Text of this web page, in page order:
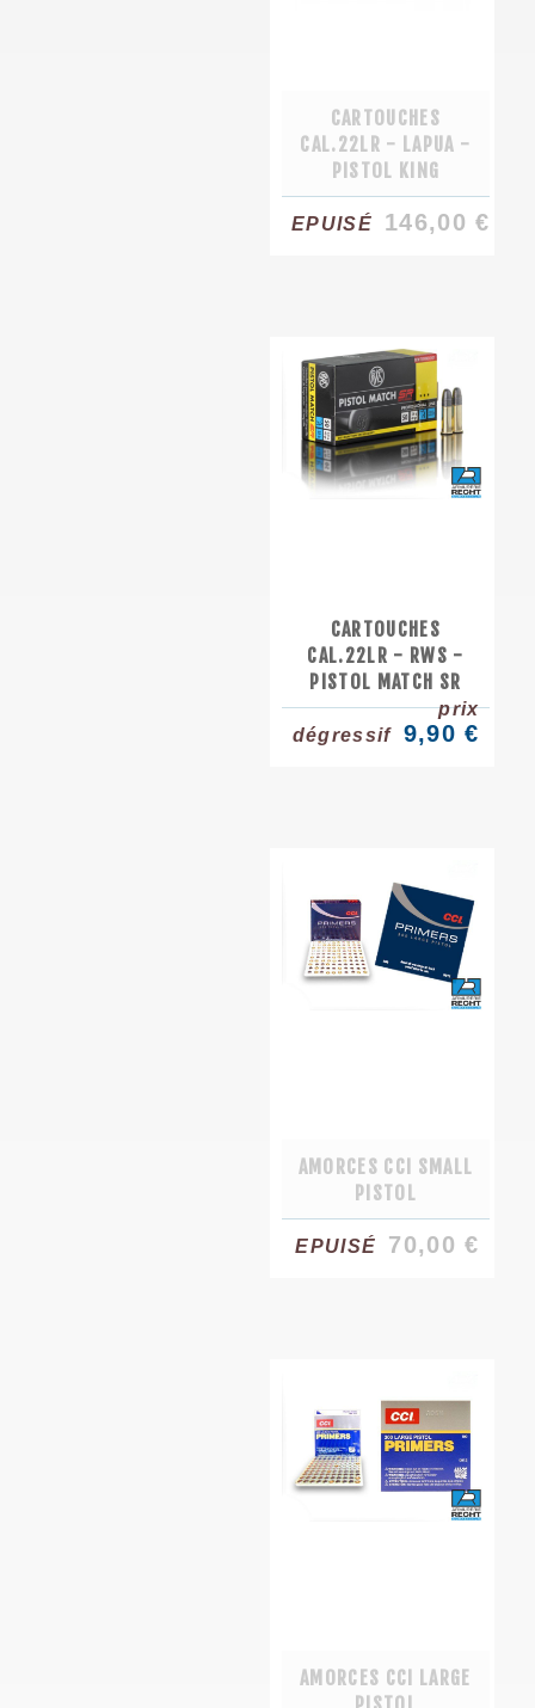
CARTOUCHES
CAL.22LR - LAPUA -
PISTOL KING
EPUISÉ 146,00 €
CARTOUCHES
CAL.22LR - RWS -
PISTOL MATCH SR
prix
dégressif
9,90 €
AMORCES CCI SMALL
PISTOL
EPUISÉ 70,00 €
AMORCES CCI LARGE